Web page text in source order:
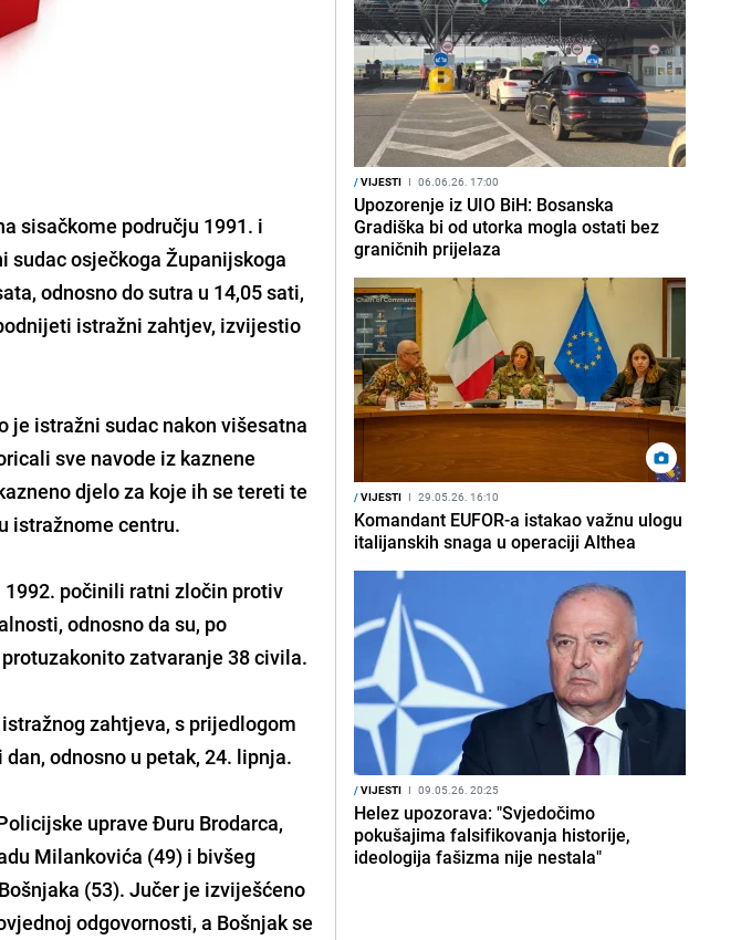
sisačkome području 1991. i
sudac osječkoga Županijskoga
odnosno do sutra u 14,05 sati,
istražni zahtjev, izvijestio
je istražni sudac nakon višesatna
sve navode iz kaznene
djelo za koje ih se tereti te
istražnome centru.
počinili ratni zločin protiv
odnosno da su, po
zatvaranje 38 civila.
zahtjeva, s prijedlogom
odnosno u petak, 24. lipnja.
uprave Đuru Brodarca,
Milankovića (49) i bivšeg
(53). Jučer je izviješćeno
odgovornosti, a Bošnjak se
/VIJESTI I 06.06.26. 17:00
Upozorenje iz UIO BiH: Bosanska
Gradiška bi od utorka mogla ostati bez
graničnih prijelaza
/VIJESTI I 29.05.26. 16:10
Komandant EUFOR-a istakao važnu ulogu
italijanskih snaga u operaciji Althea
/VIJESTI I 09.05.26. 20:25
Helez upozorava: "Svjedočimo
pokušajima falsifikovanja historije,
ideologija fašizma nije nestala"